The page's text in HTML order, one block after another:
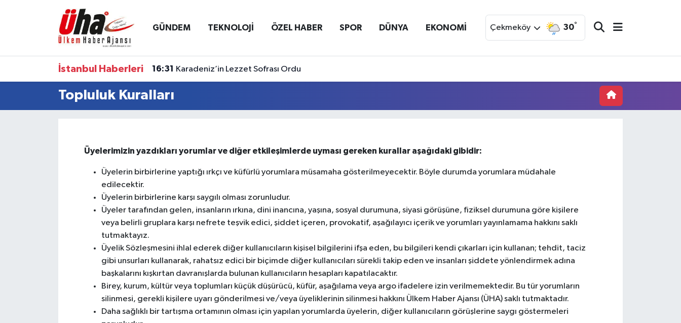
GÜNDEM TEKNOLOJİ ÖZEL HABER SPOR DÜNYA EKONOMİ Çekmeköy 30°
İstanbul Haberleri 16:31 Karadeniz’in Lezzet Sofrası Ordu
Topluluk Kuralları
Üyelerimizin yazdıkları yorumlar ve diğer etkileşimlerde uyması gereken kurallar aşağıdaki gibidir:
Üyelerin birbirlerine yaptığı ırkçı ve küfürlü yorumlara müsamaha gösterilmeyecektir. Böyle durumda yorumlara müdahale
edilecektir.
Üyelerin birbirlerine karşı saygılı olması zorunludur.
Üyeler tarafından gelen, insanların ırkına, dini inancına, yaşına, sosyal durumuna, siyasi görüşüne, fiziksel durumuna göre kişilere
veya belirli gruplara karşı nefrete teşvik edici, şiddet içeren, provokatif, aşağılayıcı içerik ve yorumları yayınlamama hakkını saklı
tutmaktayız.
Üyelik Sözleşmesini ihlal ederek diğer kullanıcıların kişisel bilgilerini ifşa eden, bu bilgileri kendi çıkarları için kullanan; tehdit, taciz
gibi unsurları kullanarak, rahatsız edici bir biçimde diğer kullanıcıları sürekli takip eden ve insanları şiddete yönlendirmek adına
başkalarını kışkırtan davranışlarda bulunan kullanıcıların hesapları kapatılacaktır.
Birey, kurum, kültür veya toplumları küçük düşürücü, küfür, aşağılama veya argo ifadelere izin verilmemektedir. Bu tür yorumların
silinmesi, gerekli kişilere uyarı gönderilmesi ve/veya üyeliklerinin silinmesi hakkını Ülkem Haber Ajansı (ÜHA) saklı tutmaktadır.
Daha sağlıklı bir tartışma ortamının olması için yapılan yorumlarda üyelerin, diğer kullanıcıların görüşlerine saygı göstermeleri
İstanbul Nöbetçi Eczaneler
İstanbul Hava Durumu
İstanbul Namaz Vakitleri
Son Dakika Haberleri